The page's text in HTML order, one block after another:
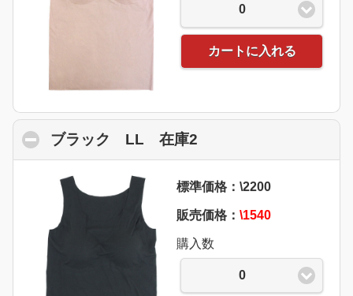
0
カートに入れる
ブラック LL 在庫2
標準価格：\2200
販売価格： \1540
購入数
0